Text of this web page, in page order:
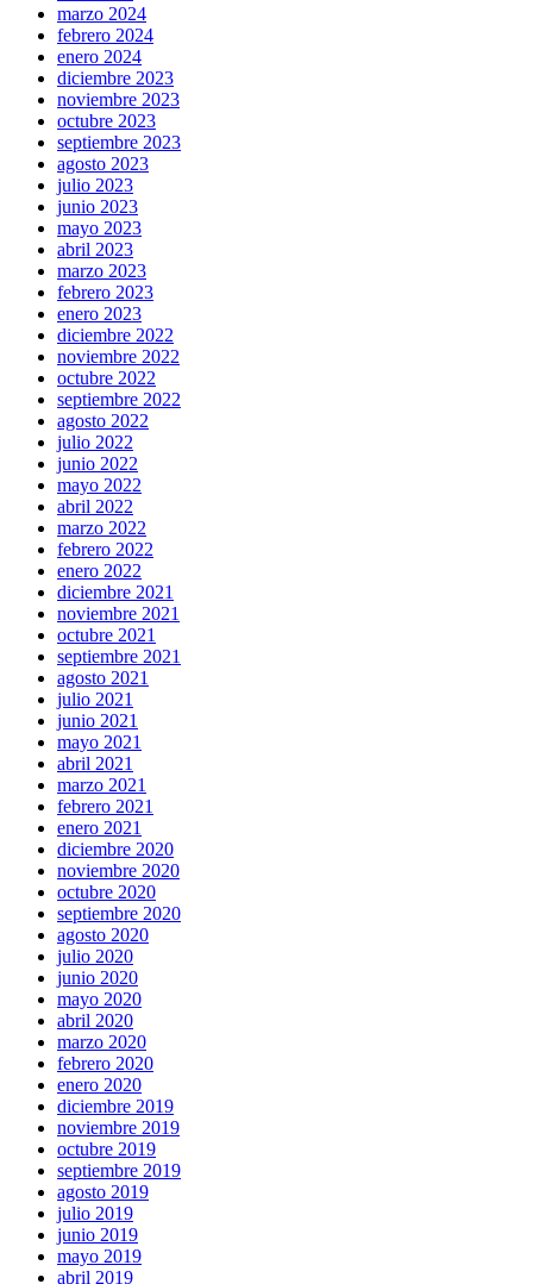
marzo 2024
febrero 2024
enero 2024
diciembre 2023
noviembre 2023
octubre 2023
septiembre 2023
agosto 2023
julio 2023
junio 2023
mayo 2023
abril 2023
marzo 2023
febrero 2023
enero 2023
diciembre 2022
noviembre 2022
octubre 2022
septiembre 2022
agosto 2022
julio 2022
junio 2022
mayo 2022
abril 2022
marzo 2022
febrero 2022
enero 2022
diciembre 2021
noviembre 2021
octubre 2021
septiembre 2021
agosto 2021
julio 2021
junio 2021
mayo 2021
abril 2021
marzo 2021
febrero 2021
enero 2021
diciembre 2020
noviembre 2020
octubre 2020
septiembre 2020
agosto 2020
julio 2020
junio 2020
mayo 2020
abril 2020
marzo 2020
febrero 2020
enero 2020
diciembre 2019
noviembre 2019
octubre 2019
septiembre 2019
agosto 2019
julio 2019
junio 2019
mayo 2019
abril 2019